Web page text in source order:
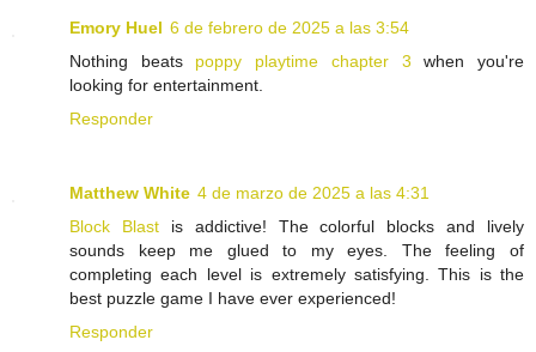
Emory Huel 6 de febrero de 2025 a las 3:54
Nothing beats poppy playtime chapter 3 when you're
looking for entertainment.
Responder
Matthew White 4 de marzo de 2025 a las 4:31
Block Blastis addictive! The colorful blocks and lively
sounds keep me glued to my eyes. The feeling of
completing each level is extremely satisfying. This is the
best puzzle game I have ever experienced!
Responder